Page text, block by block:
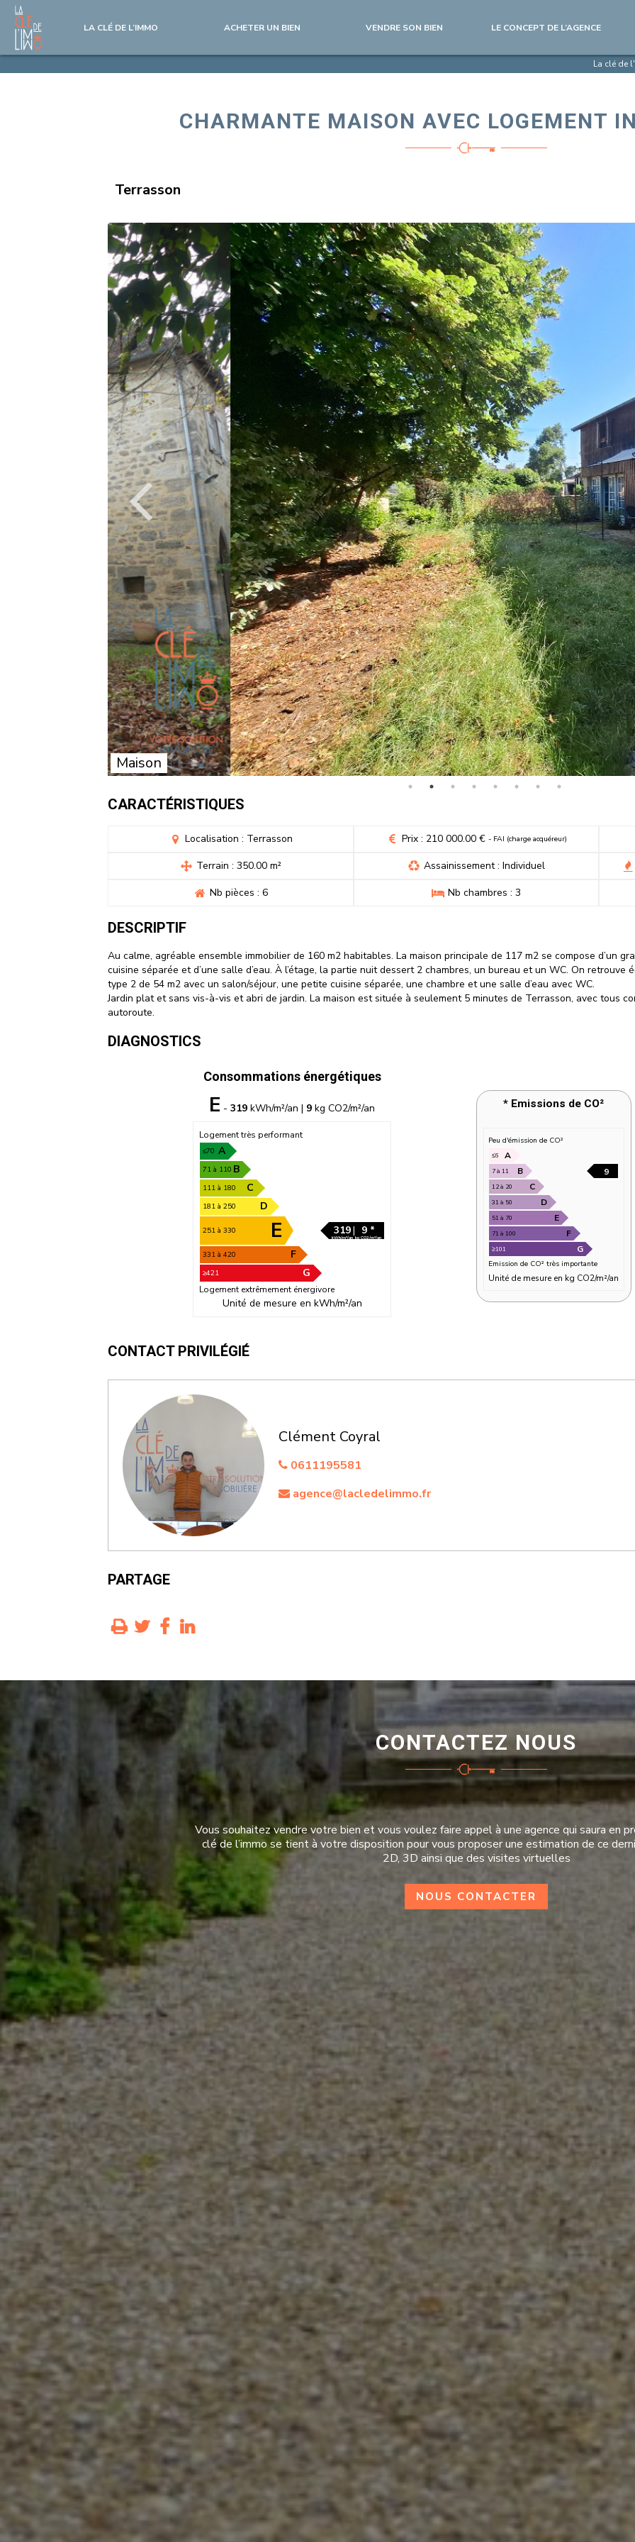
LA CLÉ DE L’IMMO ACHETER UN BIEN VENDRE SON BIEN LE CONCEPT DE L’AGENCE
La clé de
CHARMANTE MAISON AVEC LOGEMENT
Terrasson
Maison
CARACTÉRISTIQUES
Localisation : Terrasson Prix : 210 000.00 € - FAI (charge acquéreur)
Terrain : 350.00 m²
Assainissement : Individuel
Nb pièces : 6
Nb chambres : 3
DESCRIPTIF
Au calme, agréable ensemble immobilier de 160 m2 habitables. La maison principale de 117 m2 se compose d’un
cuisine séparée et d’une salle d’eau. À l’étage, la partie nuit dessert 2 chambres, un bureau et un WC. On
type 2 de 54 m2 avec un salon/séjour, une petite cuisine séparée, une chambre et une salle d’eau avec WC.
Jardin plat et sans vis-à-vis et abri de jardin. La maison est située à seulement 5 minutes de Terrasson, avec tous
autoroute.
DIAGNOSTICS
Consommations énergétiques
E - 319 kWh/m²/an | 9 kg CO2/m²/an
Logement très performant
≤70 A
71 à 110 B
111 à 180 C
181 à 250 D
251 à 330 E 319
kWh/m²/an
| 9 *
kg CO2/m²/an
331 à 420 F
≥421 G
Logement extrêmement énergivore
Unité de mesure en kWh/m²/an *
7 à 11 B
CONTACT PRIVILÉGIÉ
Clément Coyral
0611195581
agence@lacledelimmo.fr
PARTAGE
CONTACTEZ NOUS
Vous souhaitez vendre votre bien et vous voulez faire appel à une agence qui saura en
clé de l’immo se tient à votre disposition pour vous proposer une estimation de ce
2D, 3D ainsi que des visites virtuelles
NOUS CONTACTER